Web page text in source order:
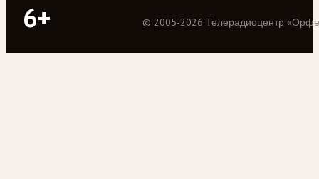
6+ © 2005-2026 Телерадиоцентр